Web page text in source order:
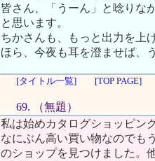
皆さん、「うーん」と唸りな
と思います。
ちかさんも、もっと出力を上
ほら、今夜も耳を澄ませば、
[タイトル一覧] [TOP PAGE]
69. （無題）
私は始めカタログショッピン
なにぶん高い買い物なのでも
のショップを見つけました。